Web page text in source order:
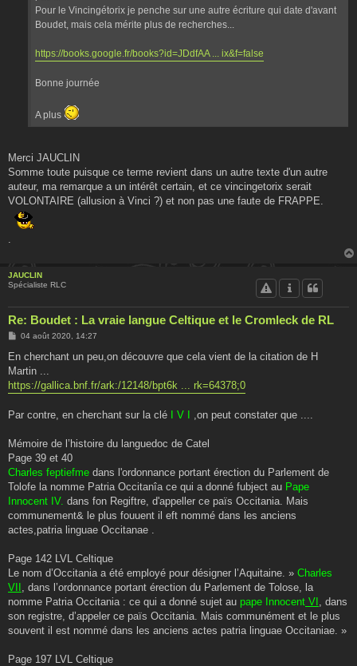
Pour le Vincingétorix je penche sur une autre écriture qui date d'avant
Boudet, mais cela mérite plus de recherches...
https://books.google.fr/books?id=JDdfAA ... ix&f=false
Bonne journée
A plus
Merci JAUCLIN
Somme toute puisque ce terme revient dans un autre texte d'un autre
auteur, ma remarque a un intérêt certain, et ce vincingetorix serait
VOLONTAIRE (allusion à Vinci ?) et non pas une faute de FRAPPE.
.
JAUCLIN
Spécialiste RLC
Re: Boudet : La vraie langue Celtique et le Cromleck de RL
M
s
a
g
e
04 août 2020, 14:27
En cherchant un peu,on découvre que cela vient de la citation de H
Martin ...
https://gallica.bnf.fr/ark:/12148/bpt6k ... rk=64378;0
Par contre, en cherchant sur la clé I V I ,on peut constater que ....
Mémoire de l’histoire du languedoc de Catel
Page 39 et 40
Charles feptiefme dans l'ordonnance portant érection du Parlement de
Tolofe la nomme Patria Occitanîa ce qui a donné fubject au Pape
Innocent IV. dans fon Regiftre, d'appeller ce païs Occitania. Mais
communement& le plus fouuent il eft nommé dans les anciens
actes,patria linguae Occitanae .
Page 142 LVL Celtique
Le nom d’Occitania a été employé pour désigner l’Aquitaine. » Charles
VII
, dans l’ordonnance portant érection du Parlement de Tolose, la
nomme Patria Occitania : ce qui a donné sujet au pape Innocent VI
, dans
son registre, d’appeler ce païs Occitania. Mais communément et le plus
souvent il est nommé dans les anciens actes patria linguae Occitaniae. »
Page 197 LVL Celtique